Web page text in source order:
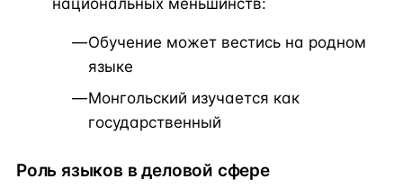
национальных меньшинств:
Обучение может вестись на родном
языке
Монгольский изучается как
государственный
Роль языков в деловой сфере